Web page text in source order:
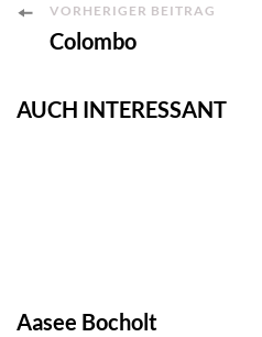
Post
Navigation
VORHERIGER BEITRAG
Colombo
AUCH INTERESSANT
Aasee Bocholt